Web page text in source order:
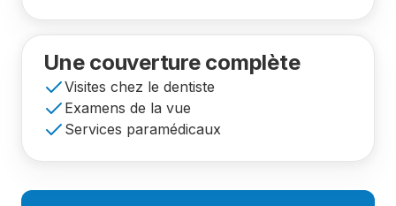
Une couverture complète
Visites chez le dentiste
Examens de la vue
Services paramédicaux